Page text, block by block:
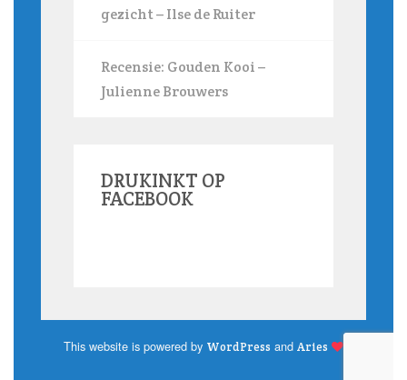
gezicht – Ilse de Ruiter
Recensie: Gouden Kooi –
Julienne Brouwers
DRUKINKT OP
FACEBOOK
This website is powered by WordPress and Aries